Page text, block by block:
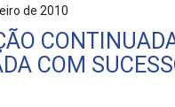
de 2010
COM